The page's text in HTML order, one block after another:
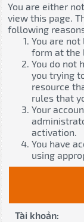
You are either
view this page.
following
You are
form at the
You do not
you trying
resource
rules that
Your
activation.
You have
using
Tài khoản: